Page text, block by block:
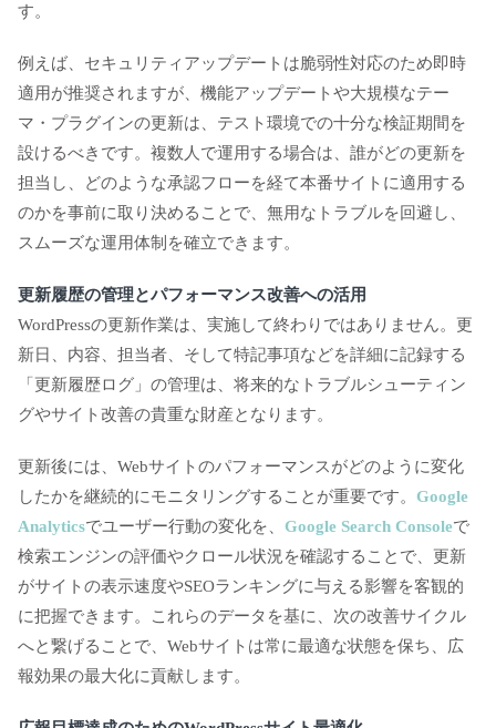
す。
例えば、セキュリティアップデートは脆弱性対応のため即時
適用が推奨されますが、機能アップデートや大規模なテー
マ・プラグインの更新は、テスト環境での十分な検証期間を
設けるべきです。複数人で運用する場合は、誰がどの更新を
担当し、どのような承認フローを経て本番サイトに適用する
のかを事前に取り決めることで、無用なトラブルを回避し、
スムーズな運用体制を確立できます。
更新履歴の管理とパフォーマンス改善への活用
WordPressの更新作業は、実施して終わりではありません。更
新日、内容、担当者、そして特記事項などを詳細に記録する
「更新履歴ログ」の管理は、将来的なトラブルシューティン
グやサイト改善の貴重な財産となります。
更新後には、Webサイトのパフォーマンスがどのように変化
したかを継続的にモニタリングすることが重要です。 Google
Analyticsでユーザー行動の変化を、 Google Search Consoleで
検索エンジンの評価やクロール状況を確認することで、更新
がサイトの表示速度やSEOランキングに与える影響を客観的
に把握できます。これらのデータを基に、次の改善サイクル
へと繋げることで、Webサイトは常に最適な状態を保ち、広
報効果の最大化に貢献します。